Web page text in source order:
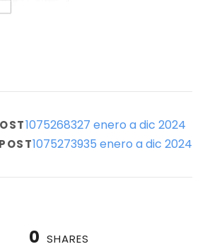
1075268327 enero a dic 2024
1075273935 enero a dic 2024
0 SHARES